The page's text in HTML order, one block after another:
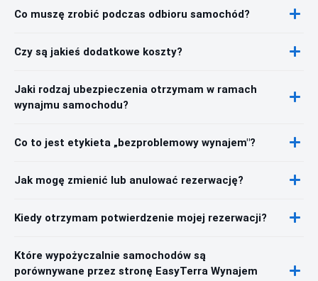
Co muszę zrobić podczas odbioru samochód?
Czy są jakieś dodatkowe koszty?
Jaki rodzaj ubezpieczenia otrzymam w ramach
wynajmu samochodu?
Co to jest etykieta „bezproblemowy wynajem"?
Jak mogę zmienić lub anulować rezerwację?
Kiedy otrzymam potwierdzenie mojej rezerwacji?
Które wypożyczalnie samochodów są
porównywane przez stronę EasyTerra Wynajem